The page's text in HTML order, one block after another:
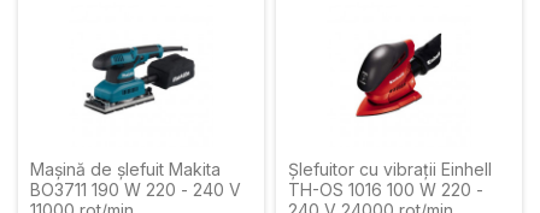
Mașină de şlefuit Makita
BO3711 190 W 220 - 240 V
Șlefuitor cu vibrații Einhell
TH-OS 1016 100 W 220 -